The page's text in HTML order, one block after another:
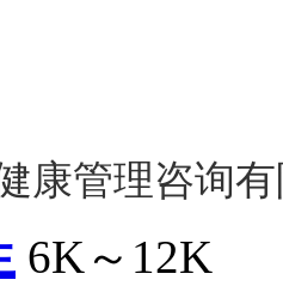
康管理咨询
6K～12K